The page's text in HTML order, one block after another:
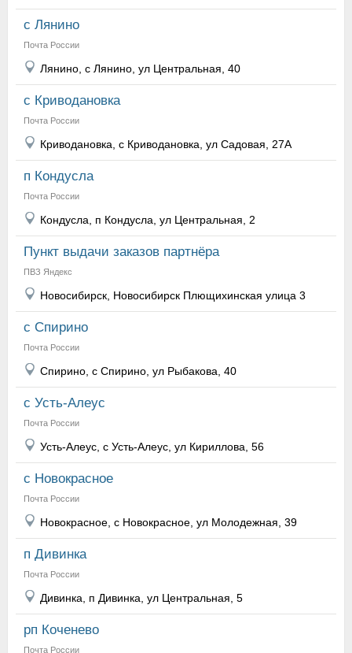
с Лянино
Почта России
Лянино, с Лянино, ул Центральная, 40
с Криводановка
Почта России
Криводановка, с Криводановка, ул Садовая, 27А
п Кондусла
Почта России
Кондусла, п Кондусла, ул Центральная, 2
Пункт выдачи заказов партнёра
ПВЗ Яндекс
Новосибирск, Новосибирск Плющихинская улица 3
с Спирино
Почта России
Спирино, с Спирино, ул Рыбакова, 40
с Усть-Алеус
Почта России
Усть-Алеус, с Усть-Алеус, ул Кириллова, 56
с Новокрасное
Почта России
Новокрасное, с Новокрасное, ул Молодежная, 39
п Дивинка
Почта России
Дивинка, п Дивинка, ул Центральная, 5
рп Коченево
Почта России